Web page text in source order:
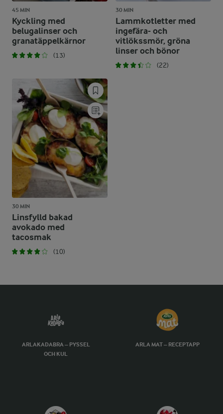
45 MIN
Kyckling med
belugalinser och
granatäppelkärnor
(13)
30 MIN
Lammkotletter med
ingefära- och
vitlökssmör, gröna
linser och bönor
(22)
30 MIN
Linsfylld bakad
avokado med
tacosmak
(10)
ARLAKADABRA – PYSSEL
OCH KUL
ARLA MAT – RECEPTAPP